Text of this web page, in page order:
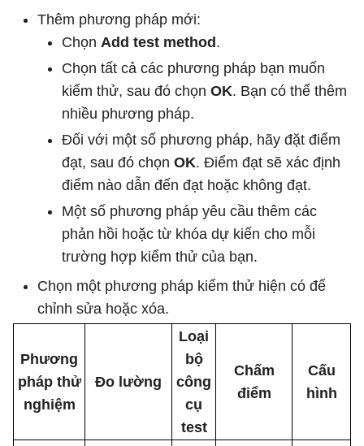
Thêm phương pháp mới:
Chọn Add test method .
Chọn tất cả các phương pháp bạn muốn
kiểm thử, sau đó chọn OK. Bạn có thể thêm
nhiều phương pháp.
Đối với một số phương pháp, hãy đặt điểm
đạt, sau đó chọn OK. Điểm đạt sẽ xác định
điểm nào dẫn đến đạt hoặc không đạt.
Một số phương pháp yêu cầu thêm các
phản hồi hoặc từ khóa dự kiến ​​cho mỗi
trường hợp kiểm thử của bạn.
Chọn một phương pháp kiểm thử hiện có để
chỉnh sửa hoặc xóa.
Phương
pháp thử
nghiệm
Đo lường
Loại
bộ
công
cụ
test
Chấm
điểm
Cấu
hình